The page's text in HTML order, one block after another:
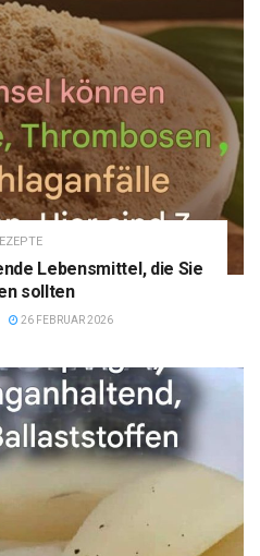
Lebensmittel, die Sie
sollten
26 FEBRUAR 2026